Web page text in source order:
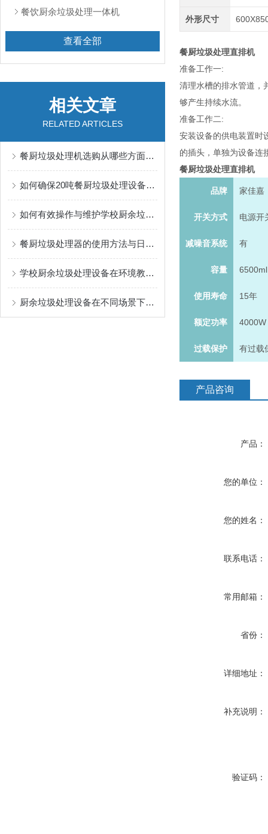
餐饮厨余垃圾处理一体机
查看全部
相关文章
RELATED ARTICLES
餐厨垃圾处理机选购从哪些方面考虑？
如何确保20吨餐厨垃圾处理设备长期稳定运行？
如何有效操作与维护学校厨余垃圾处理设备
餐厨垃圾处理器的使用方法与日常维护指南
学校厨余垃圾处理设备在环境教育中的应用与效果
厨余垃圾处理设备在不同场景下的成功应用分享
外形尺寸
餐厨垃圾处理直排机
准备工作一:
清理水槽的排水管道，
够产生持续水流。
准备工作二:
安装设备的供电装置时
的插头，单独为设备连
餐厨垃圾处理直排机
品牌 家佳嘉
开关方式 电源开
减噪音系统 有
容量 6500ml
使用寿命 15年
额定功率 4000W
过载保护 有过载
产品咨询
产品：
您的单位：
您的姓名：
联系电话：
常用邮箱：
省份：
详细地址：
补充说明：
验证码：